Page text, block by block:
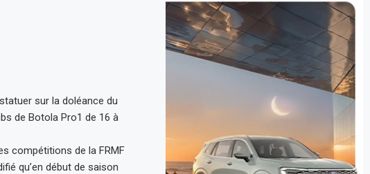
sur la doléance du
de Botola Pro1 de 16 à
compétitions de la FRMF
qu’en début de saison